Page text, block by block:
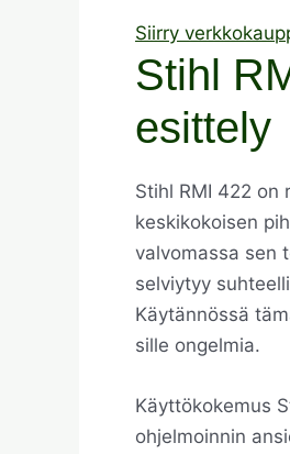
Siirry
Stihl
esittely
Stihl RMI 422 on
keskikokoisen
valvomassa sen
selviytyy
Käytännössä
sille ongelmia.
Käyttökokemus
ohjelmoinnin